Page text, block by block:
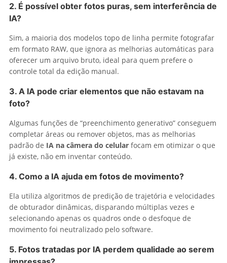
2. É possível obter fotos puras, sem interferência de
IA?
Sim, a maioria dos modelos topo de linha permite fotografar
em formato RAW, que ignora as melhorias automáticas para
oferecer um arquivo bruto, ideal para quem prefere o
controle total da edição manual.
3. A IA pode criar elementos que não estavam na
foto?
Algumas funções de “preenchimento generativo” conseguem
completar áreas ou remover objetos, mas as melhorias
padrão de IA na câmera do celular focam em otimizar o que
já existe, não em inventar conteúdo.
4. Como a IA ajuda em fotos de movimento?
Ela utiliza algoritmos de predição de trajetória e velocidades
de obturador dinâmicas, disparando múltiplas vezes e
selecionando apenas os quadros onde o desfoque de
movimento foi neutralizado pelo software.
5. Fotos tratadas por IA perdem qualidade ao serem